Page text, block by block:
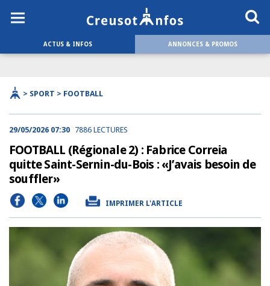
ACTUS & INFOS ANNONCES & PROMOS
> SPORT > FOOTBALL
29/05/2026 07:30 7886 LECTURES
FOOTBALL (Régionale 2) : Fabrice Correia
quitte Saint-Sernin-du-Bois : «J’avais besoin de
souffler»
IMPRIMER L'ARTICLE